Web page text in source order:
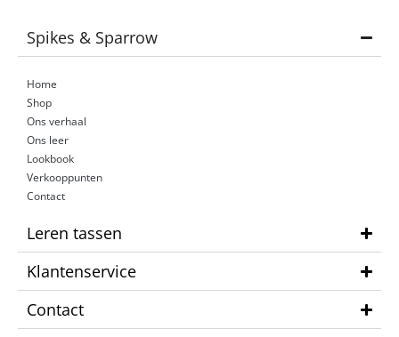
Spikes & Sparrow
Home
Shop
Ons verhaal
Ons leer
Lookbook
Verkooppunten
Contact
Leren tassen
Klantenservice
Contact